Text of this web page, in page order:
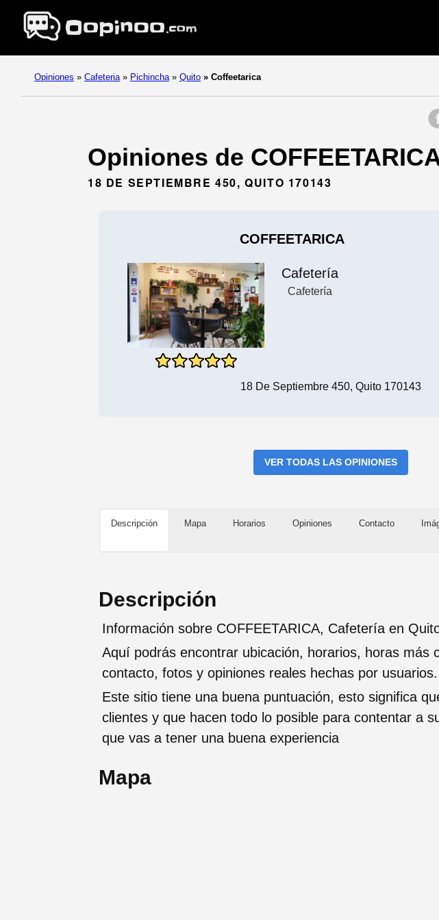
Opiniones » Cafeteria » Pichincha » Quito » Coffeetarica
Opiniones de
18 DE SEPTIEMBRE 450, QUITO 170143
COFFEETARICA
Cafetería
Cafetería
18 De Septiembre 450, Quito 170143
VER TODAS LAS OPINIONES
Descripción Mapa Horarios Opiniones Contacto
Descripción
Información sobre COFFEETARICA, Cafetería en
Aquí podrás encontrar ubicación, horarios, horas más
contacto, fotos y opiniones reales hechas por usuarios.
Este sitio tiene una buena puntuación, esto significa
clientes y que hacen todo lo posible para contentar a
que vas a tener una buena experiencia
Mapa